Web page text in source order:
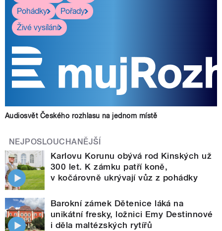
Pohádky
Pořady
Živé vysílání
Audiosvět Českého rozhlasu na jednom místě
NEJPOSLOUCHANĚJŠÍ
Karlovu Korunu obývá rod Kinských už
300 let. K zámku patří koně,
v kočárovně ukrývají vůz z pohádky
Barokní zámek Dětenice láká na
unikátní fresky, ložnici Emy Destinnové
i děla maltézských rytířů